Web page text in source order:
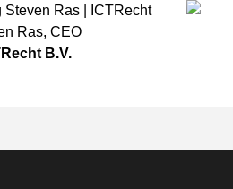
Ras, CEO
B.V.